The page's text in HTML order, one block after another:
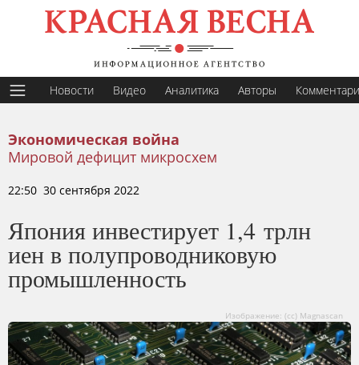
Новости Видео Аналитика Авторы
Экономическая война
Мировой дефицит микросхем
22:50 30 сентября 2022
Япония инвестирует 1,4 трлн
иен в полупроводниковую
промышленность
Изображение: (сс) Magnascan